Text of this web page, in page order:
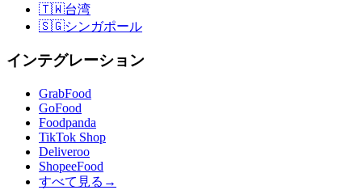
🇹🇼台湾
🇸🇬シンガポール
インテグレーション
GrabFood
GoFood
Foodpanda
TikTok Shop
Deliveroo
ShopeeFood
すべて見る →